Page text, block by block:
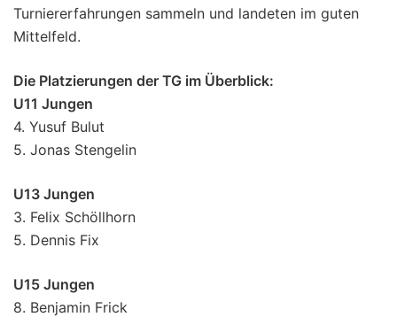
Turniererfahrungen sammeln und landeten im guten
Mittelfeld.
Die Platzierungen der TG im Überblick:
U11 Jungen
4. Yusuf Bulut
5. Jonas Stengelin
U13 Jungen
3. Felix Schöllhorn
5. Dennis Fix
U15 Jungen
8. Benjamin Frick